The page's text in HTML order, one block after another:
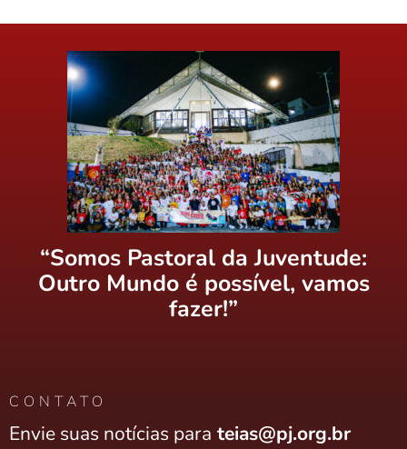
“Somos Pastoral da Juventude:
Outro Mundo é possível, vamos
fazer!”
CONTATO
Envie suas notícias para teias@pj.org.br